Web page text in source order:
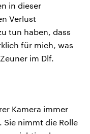
in dieser
Verlust
tun haben, dass
für mich, was
im Dlf.
Kamera immer
nimmt die Rolle